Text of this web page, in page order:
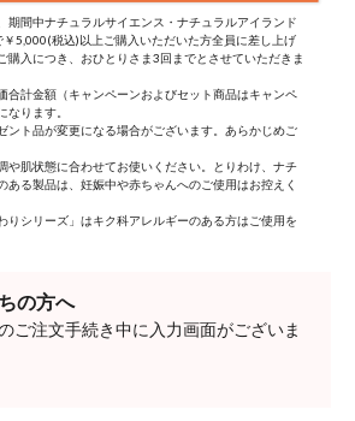
期間中ナチュラルサイエンス・ナチュラルアイランド
5,000(税込)以上ご購入いただいた方全員に差し上げ
購入につき、おひとりさま3回までとさせていただきま
合計金額（キャンペーンおよびセット商品はキャンペ
なります。
ント品が変更になる場合がございます。あらかじめご
や肌状態に合わせてお使いください。とりわけ、ナチ
ある製品は、妊娠中や赤ちゃんへのご使用はお控えく
りシリーズ」はキク科アレルギーのある方はご使用を
の方へ
ご注文手続き中に入力画面がございま